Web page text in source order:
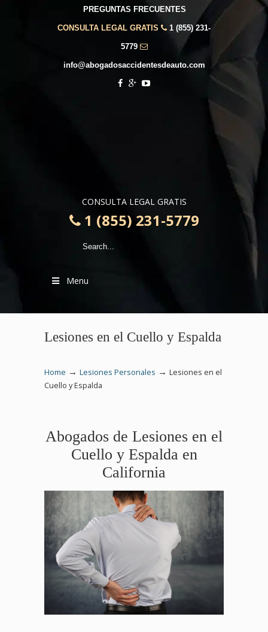
PREGUNTAS FRECUENTES
CONSULTA LEGAL GRATIS 1 (855) 231-
5779
info@abogadosaccidentesdeauto.com
CONSULTA LEGAL GRATIS
1 (855) 231-5779
Menu
Lesiones en el Cuello y Espalda
Home → Lesiones Personales → Lesiones en el
Cuello y Espalda
Abogados de Lesiones en el
Cuello y Espalda en
California